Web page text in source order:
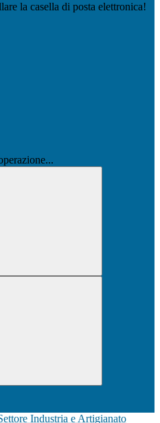
la casella di posta elettronica!